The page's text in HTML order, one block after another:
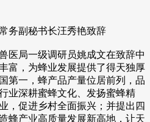
务副秘书长汪秀艳致辞
局一级调研员姚成文在致辞中
富，为蜂业发展提供了得天独厚
第一，蜂产品产量位居前列，品
业深耕蜜蜂文化、发扬蜜蜂精
，促进乡村全面振兴；并提出四
蜂产业高质量发展新高地，让天